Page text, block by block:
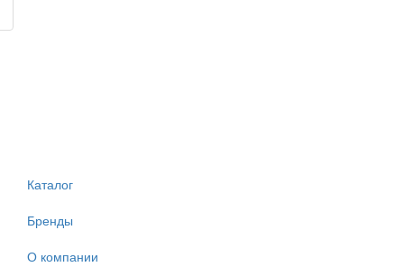
Каталог
Бренды
О компании